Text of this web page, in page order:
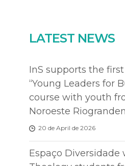
LATEST NEWS
InS supports the
“Young Leaders for
course with youth
Noroeste
20 de April de 2026
Espaço Diversidade